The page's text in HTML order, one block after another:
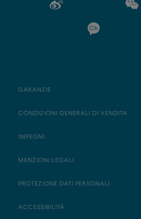
GARANZIE
CONDIZIONI GENERALI DI VENDITA
IMPEGNI
MENZIONI LEGALI
PROTEZIONE DATI PERSONALI
ACCESSIBILITÀ